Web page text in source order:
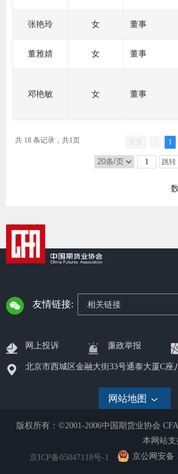
张艳玲 女 董事
董雅婧 女 董事
邓艳敏 女 董事
共 18 条记录，共1页 首页 1
跳转
友情链接: 相关链接
网上投诉 廉政举报
北京市西城区金融大街33号通泰大厦C座
网站地图
版权所有：©2001-2006中国期货业协会 CFA
本网站支
京ICP备05047118号-1
京公网安备